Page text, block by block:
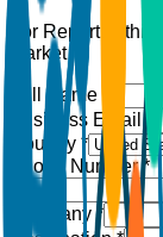
For Report:
Market
Full Name *
Business Email *
Country *
Phone Number *
Company *